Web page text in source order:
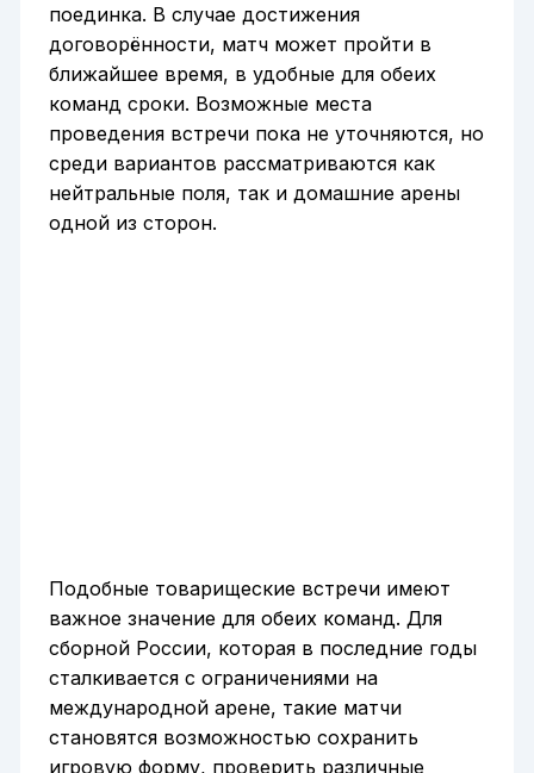
поединка. В случае достижения
договорённости, матч может пройти в
ближайшее время, в удобные для обеих
команд сроки. Возможные места
проведения встречи пока не уточняются, но
среди вариантов рассматриваются как
нейтральные поля, так и домашние арены
одной из сторон.
Подобные товарищеские встречи имеют
важное значение для обеих команд. Для
сборной России, которая в последние годы
сталкивается с ограничениями на
международной арене, такие матчи
становятся возможностью сохранить
игровую форму, проверить различные